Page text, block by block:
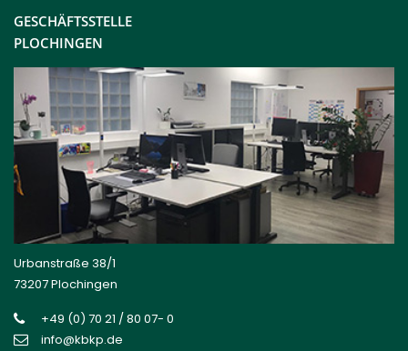
GESCHÄFTSSTELLE
PLOCHINGEN
Urbanstraße 38/1
73207 Plochingen
+49 (0) 70 21 / 80 07- 0
info@kbkp.de